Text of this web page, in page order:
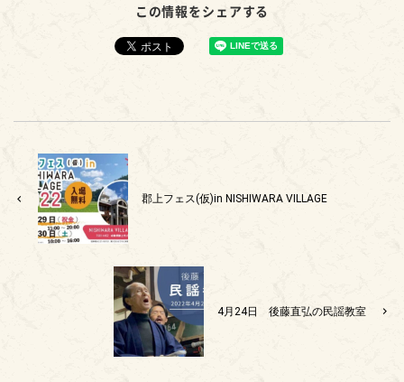
この情報をシェアする
郡上フェス(仮)in NISHIWARA VILLAGE
4月24日 後藤直弘の民謡教室